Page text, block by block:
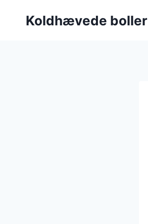
Koldhævede boller